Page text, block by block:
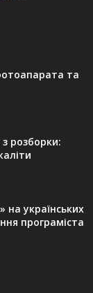
та
розборки:
на українських
програміста